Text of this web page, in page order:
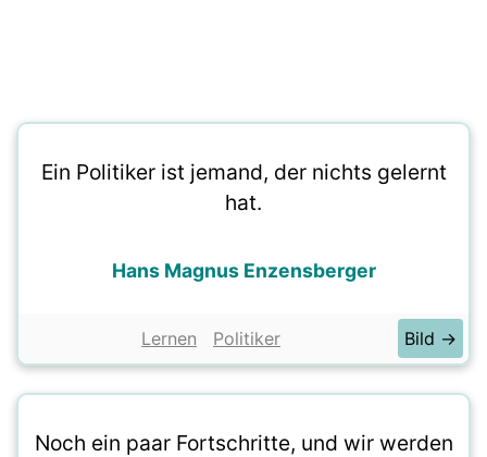
Ein Politiker ist jemand, der nichts gelernt
hat.
Hans Magnus Enzensberger
Lernen Politiker Bild →
Noch ein paar Fortschritte, und wir werden